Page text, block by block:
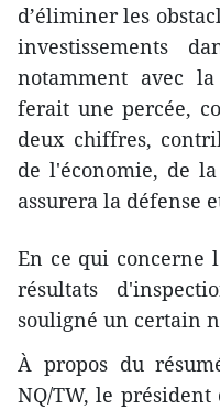
d’éliminer les
investissements
notamment avec
ferait une percée,
deux chiffres,
de l'économie, de
assurera la défense
En ce qui concerne
résultats
souligné un certain
À propos du
NQ/TW, le